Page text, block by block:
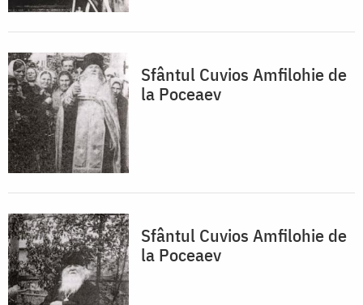
Sfântul Cuvios Amfilohie de
la Poceaev
Sfântul Cuvios Amfilohie de
la Poceaev